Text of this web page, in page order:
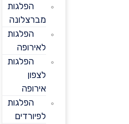
הפלגות
מברצלונה
הפלגות
לאירופה
הפלגות
אירופה
הפלגות
לפיורדים